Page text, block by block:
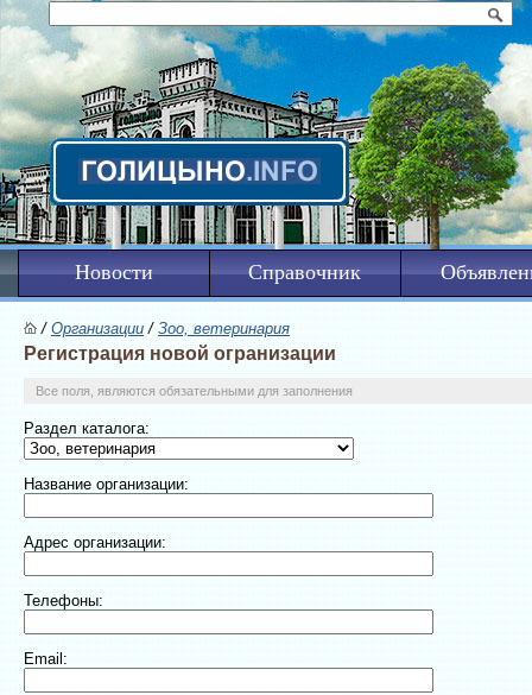
Новости Справочник
/Организации/Зоо, ветеринария
Регистрация новой огранизации
Все поля, являются обязательными для заполнения
Раздел каталога:
Название организации:
Адрес организации:
Телефоны:
Email: